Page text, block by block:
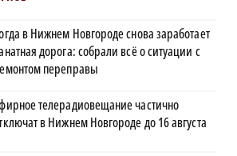
в Нижнем Новгороде снова заработает
дорога: собрали всё о ситуации с
переправы
телерадиовещание частично
в Нижнем Новгороде до 16 августа